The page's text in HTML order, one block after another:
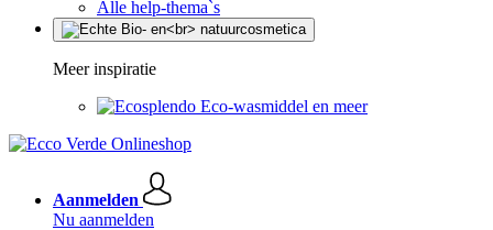
Alle help-thema`s
Meer inspiratie
Eco-wasmiddel en meer
Aanmelden
Nu aanmelden